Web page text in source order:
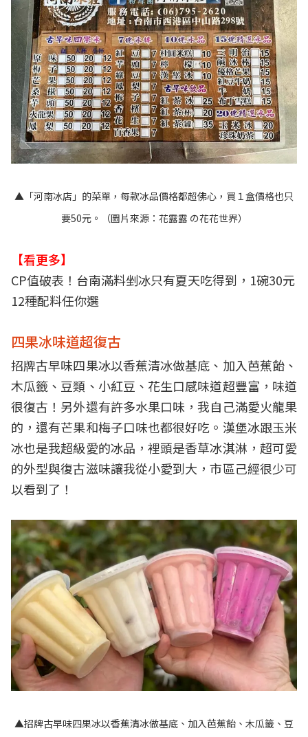
▲「河南冰店」的菜單，每款冰品價格都超佛心，買１盒價格也只
要50元。（圖片來源： 花露露 の花花世界）
【看更多】
CP值破表！台南滿料剉冰只有夏天吃得到，1碗30元
12種配料任你選
四果冰味道超復古
招牌古早味四果冰以香蕉清冰做基底、加入芭蕉飴、
木瓜籤、豆類、小紅豆、花生口感味道超豐富，味道
很復古！另外還有許多水果口味，我自己滿愛火龍果
的，還有芒果和梅子口味也都很好吃。漢堡冰跟玉米
冰也是我超級愛的冰品，裡頭是香草冰淇淋，超可愛
的外型與復古滋味讓我從小愛到大，市區己經很少可
以看到了！
▲招牌古早味四果冰以香蕉清冰做基底、加入芭蕉飴、木瓜籤、豆